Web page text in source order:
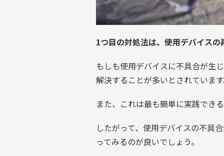
1つ目の対処法は、使用デバイスの
もしも使用デバイスに不具合が生
解決することが多いとされていま
また、これは最も簡単に実践でき
したがって、使用デバイスの不具
ってみるのが良いでしょう。